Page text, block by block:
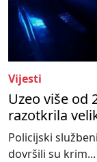
Vijesti
Uzeo više od
razotkrila
Policijski
dovršili su krim...